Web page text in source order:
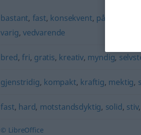
bastant, fast, konsekvent, pågående
varig, vedvarende
bred,fri, gratis, kreativ, myndig,
gjenstridig, kompakt, kraftig, mektig,
fast, hard, motstandsdyktig, solid, stiv,
© LibreOffice